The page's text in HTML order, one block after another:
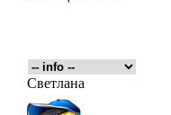
Светлана